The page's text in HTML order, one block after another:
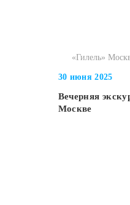
«Гилель»
30 июня 2025
Вечерняя
Москве